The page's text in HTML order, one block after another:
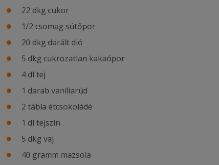
22 dkg cukor
1/2 csomag sütőpor
20 dkg darált dió
5 dkg cukrozatlan kakaópor
4 dl tej
1 darab vaníliarúd
2 tábla étcsokoládé
1 dl tejszín
5 dkg vaj
40 gramm mazsola